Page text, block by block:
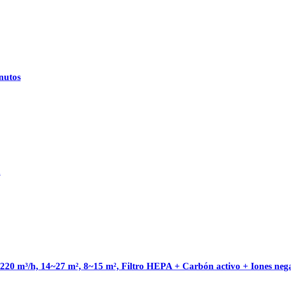
m³/h, 14~27 m², 8~15 m², Filtro HEPA + Carbón activo + Iones